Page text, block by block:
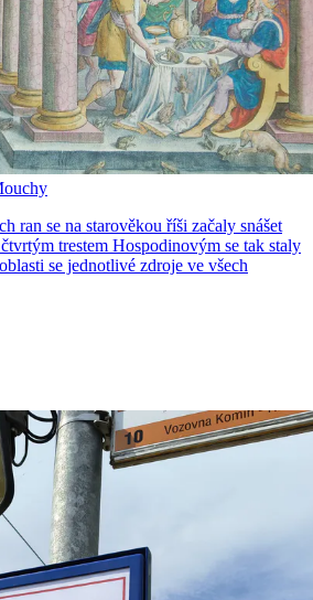
ran se na starověkou říši začaly snášet
trestem Hospodinovým se tak staly
se jednotlivé zdroje ve všech